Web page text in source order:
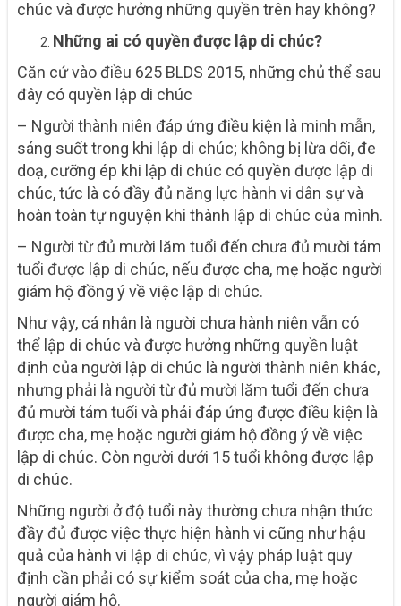
chúc và được hưởng những quyền trên hay không?
Những ai có quyền được lập di chúc?
Căn cứ vào điều 625 BLDS 2015, những chủ thể sau
đây có quyền lập di chúc
– Người thành niên đáp ứng điều kiện là minh mẫn,
sáng suốt trong khi lập di chúc; không bị lừa dối, đe
doạ, cưỡng ép khi lập di chúc có quyền được lập di
chúc, tức là có đầy đủ năng lực hành vi dân sự và
hoàn toàn tự nguyện khi thành lập di chúc của mình.
– Người từ đủ mười lăm tuổi đến chưa đủ mười tám
tuổi được lập di chúc, nếu được cha, mẹ hoặc người
giám hộ đồng ý về việc lập di chúc.
Như vậy, cá nhân là người chưa hành niên vẫn có
thể lập di chúc và được hưởng những quyền luật
định của người lập di chúc là người thành niên khác,
nhưng phải là người từ đủ mười lăm tuổi đến chưa
đủ mười tám tuổi và phải đáp ứng được điều kiện là
được cha, mẹ hoặc người giám hộ đồng ý về việc
lập di chúc. Còn người dưới 15 tuổi không được lập
di chúc.
Những người ở độ tuổi này thường chưa nhận thức
đầy đủ được việc thực hiện hành vi cũng như hậu
quả của hành vi lập di chúc, vì vậy pháp luật quy
định cần phải có sự kiểm soát của cha, mẹ hoặc
người giám hộ.